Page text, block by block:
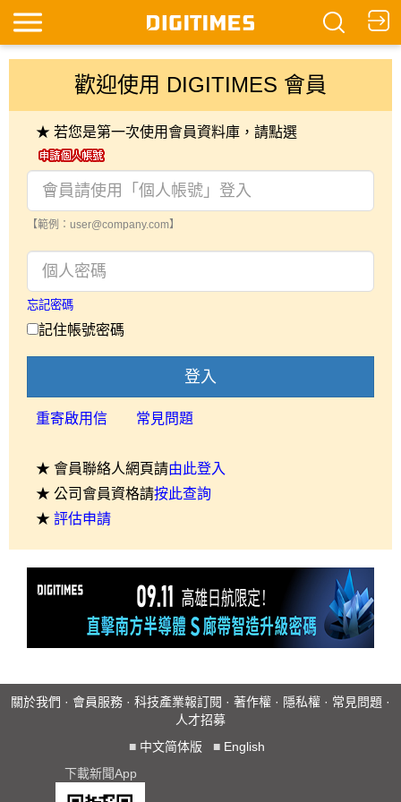
歡迎使用 DIGITIMES 會員
★ 若您是第一次使用會員資料庫，請點選
【範例：user@company.com】
忘記密碼
記住帳號密碼
登入
重寄啟用信 常見問題
★ 會員聯絡人網頁請由此登入
★ 公司會員資格請按此查詢
★ 評估申請
關於我們 · 會員服務 · 科技產業報訂閱 · 著作權 · 隱私權 · 常見問題 ·
人才招募
■ 中文简体版 ■ English
下載新聞App